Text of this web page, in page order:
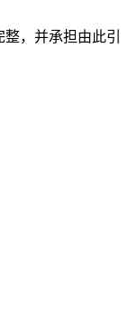
，并承担由此引